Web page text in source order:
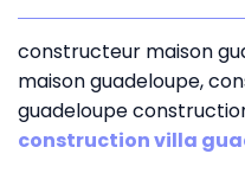
constructeur maison
maison guadeloupe,
guadeloupe
construction villa